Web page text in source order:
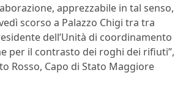
apprezzabile in tal senso,
scorso a Palazzo Chigi tra tra
dell’Unità di coordinamento
per il contrasto dei roghi dei rifiuti”,
Rosso, Capo di Stato Maggiore